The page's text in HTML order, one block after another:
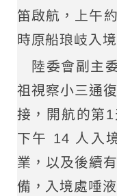
笛啟航，上午
時原船琅岐入
陸委會副主
祖視察小三通
接，開航的第
下午 14 人入
業，以及後續
備，入境處唾